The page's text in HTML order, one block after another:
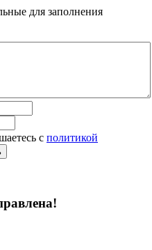
для заполнения
с политикой